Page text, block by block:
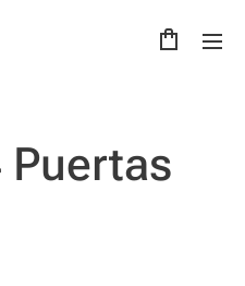
Puertas